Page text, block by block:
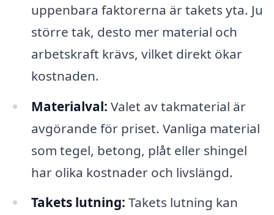
uppenbara faktorerna är takets yta. Ju
större tak, desto mer material och
arbetskraft krävs, vilket direkt ökar
kostnaden.
Materialval: Valet av takmaterial är
avgörande för priset. Vanliga material
som tegel, betong, plåt eller shingel
har olika kostnader och livslängd.
Takets lutning: Takets lutning kan